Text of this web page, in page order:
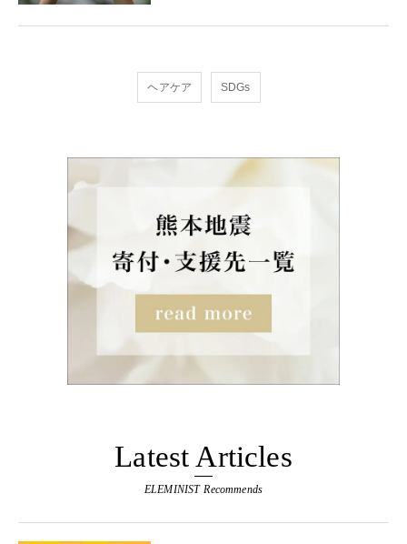
ヘアケア SDGs
Latest Articles
ELEMINIST Recommends